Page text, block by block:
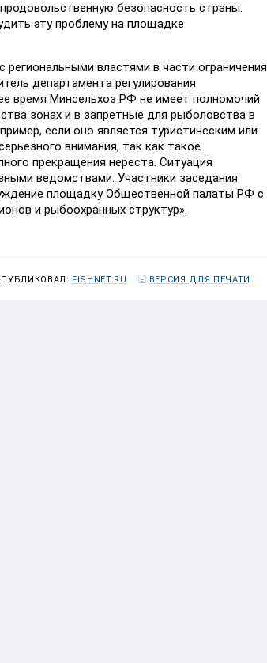
безопасность страны.
эту проблему на площадке
властями в части ограничения
департамента регулирования
время Минсельхоз РФ не имеет полномочий
зонах и в запретные для рыболовства в
если оно является туристическим или
внимания, так как такое
прекращения нереста. Ситуация
ведомствами. Участники заседания
площадку Общественной палаты РФ с
и рыбоохранных структур».
FISHNET.RU ВЕРСИЯ ДЛЯ ПЕЧАТИ